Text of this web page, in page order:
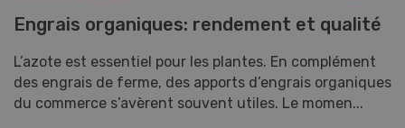
Engrais organiques: rendement et qualité
L’azote est essentiel pour les plantes. En complément
des engrais de ferme, des apports d’engrais organiques
du commerce s’avèrent souvent utiles. Le momen...